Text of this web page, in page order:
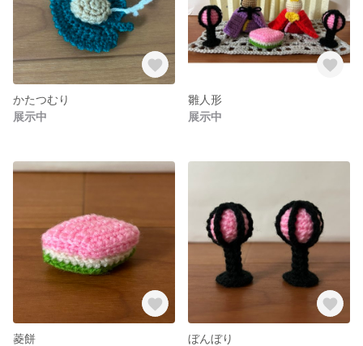
かたつむり
展示中
雛人形
展示中
菱餅
ぼんぼり